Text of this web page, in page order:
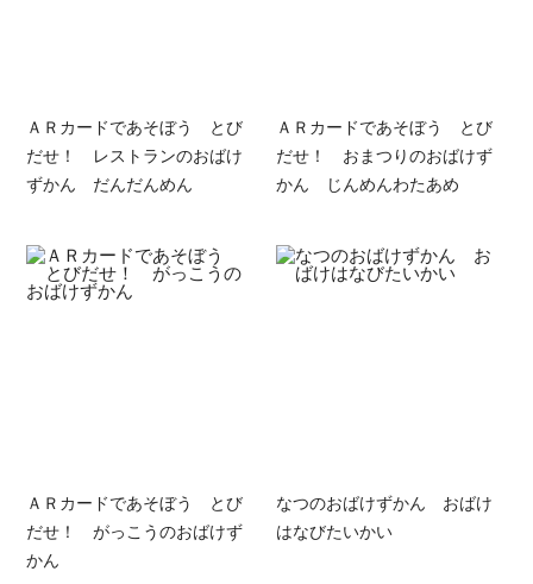
ＡＲカードであそぼう とび
だせ！ レストランのおばけ
ずかん だんだんめん
ＡＲカードであそぼう とび
だせ！ おまつりのおばけず
かん じんめんわたあめ
ＡＲカードであそぼう とび
だせ！ がっこうのおばけず
かん
なつのおばけずかん おばけ
はなびたいかい